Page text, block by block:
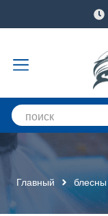
Главный блесны